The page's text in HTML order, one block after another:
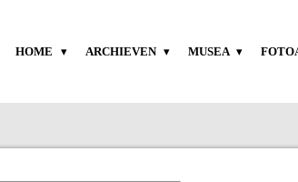
HOME ARCHIEVEN MUSEA